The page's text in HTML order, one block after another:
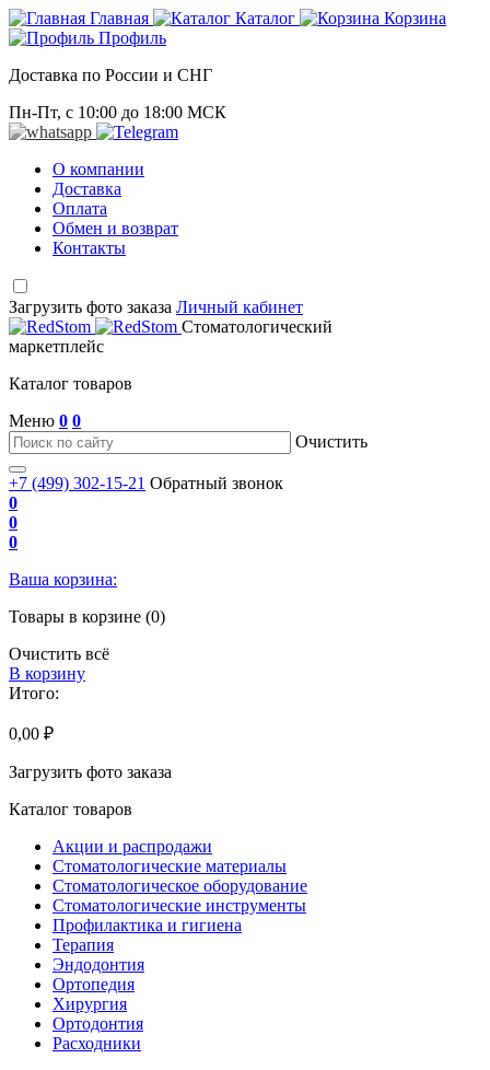
Главная Каталог
Корзина
Профиль
Доставка по России и СНГ
Пн-Пт, с 10:00 до 18:00 МСК
О компании
Доставка
Оплата
Обмен и возврат
Контакты
Загрузить фото заказа Личный кабинет
Стоматологический
маркетплейс
Каталог товаров
Меню 0 0
Очистить
+7 (499) 302-15-21 Обратный звонок
0
0
0
Ваша корзина:
Товары в корзине (0)
Очистить всё
В корзину
Итого:
0,00 ₽
Загрузить фото заказа
Каталог товаров
Акции и распродажи
Стоматологические материалы
Стоматологическое оборудование
Стоматологические инструменты
Профилактика и гигиена
Терапия
Эндодонтия
Ортопедия
Хирургия
Ортодонтия
Расходники